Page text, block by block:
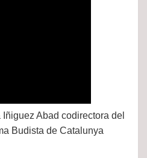
Abad codirectora del
Budista de Catalunya